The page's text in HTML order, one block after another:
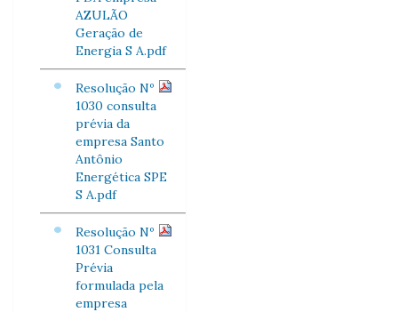
AZULÃO
Geração de
Energia S A.pdf
Resolução Nº
1030 consulta
prévia da
empresa Santo
Antônio
Energética SPE
S A.pdf
Resolução Nº
1031 Consulta
Prévia
formulada pela
empresa